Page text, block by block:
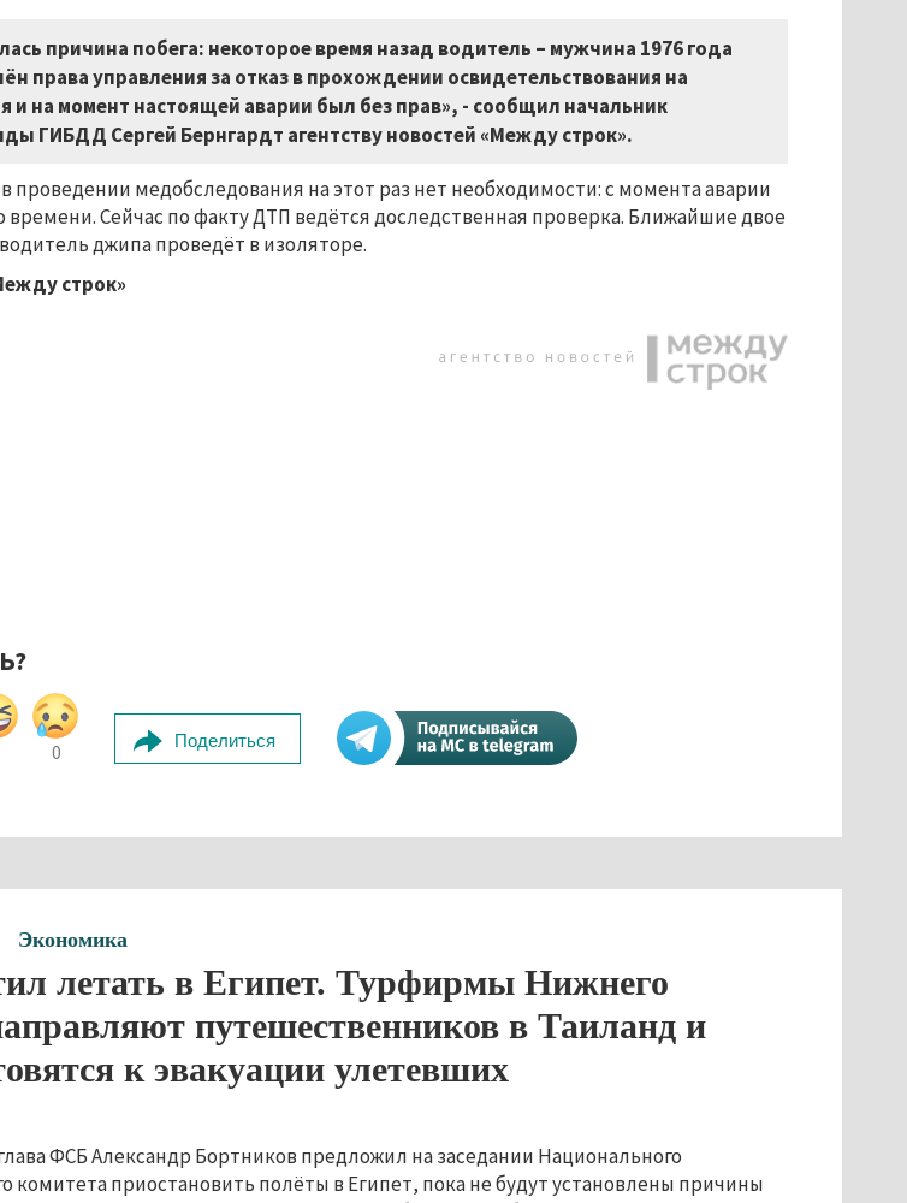
причина побега: некоторое время назад водитель – мужчина 1976 года
права управления за отказ в прохождении освидетельствования на
и на момент настоящей аварии был без прав», - сообщил начальник
ГИБДД Сергей Бернгардт агентству новостей «Между строк».
проведении медобследования на этот раз нет необходимости: с момента аварии
Сейчас по факту ДТП ведётся доследственная проверка. Ближайшие двое
джипа проведёт в изоляторе.
строк»
0
Поделиться
Экономика
летать в Египет. Турфирмы Нижнего
путешественников в Таиланд и
к эвакуации улетевших
ФСБ Александр Бортников предложил на заседании Национального
комитета приостановить полёты в Египет, пока не будут установлены причины